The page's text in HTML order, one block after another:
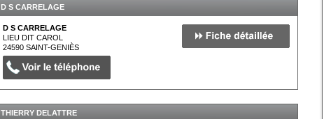
D S CARRELAGE
D S CARRELAGE
LIEU DIT CAROL
24590SAINT-GENIÈS
THIERRY DELATTRE